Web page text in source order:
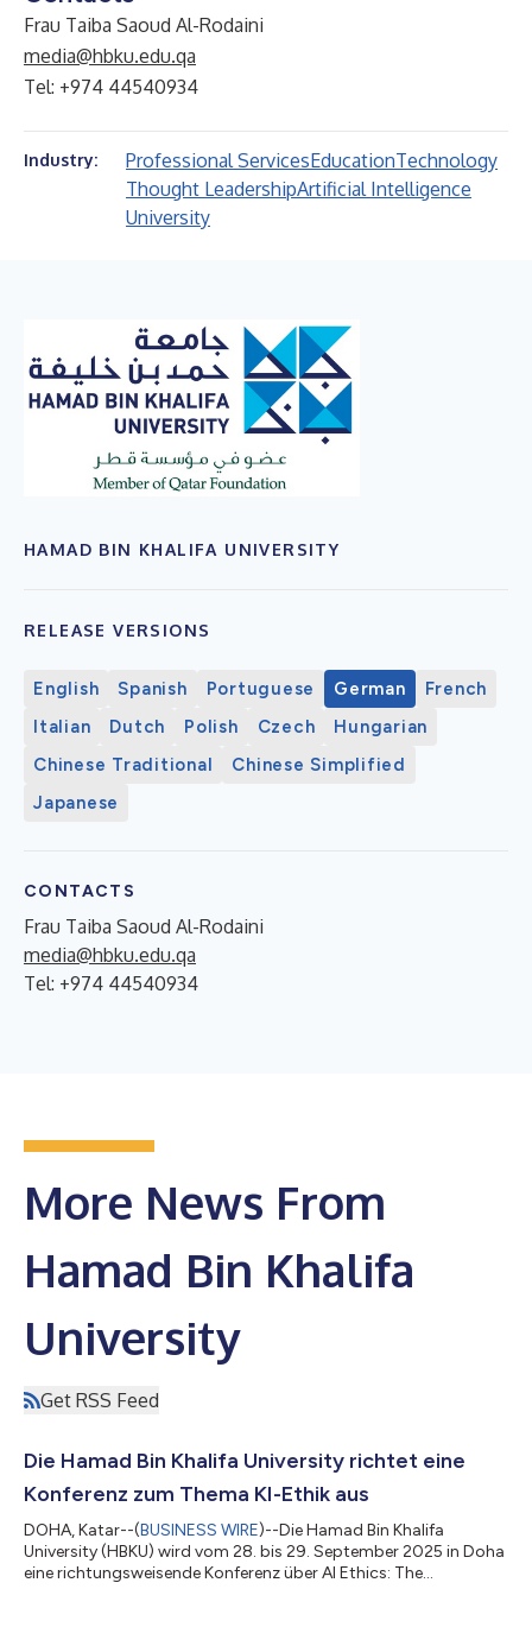
Frau Taiba Saoud Al-Rodaini
media@hbku.edu.qa
Tel: +974 44540934
Industry: Professional ServicesEducationTechnology
Thought LeadershipArtificial Intelligence
University
HAMAD BIN KHALIFA UNIVERSITY
RELEASE VERSIONS
English Spanish Portuguese German
French
Italian
Dutch Polish Czech
Hungarian
Chinese Traditional
Chinese Simplified
Japanese
CONTACTS
Frau Taiba Saoud Al-Rodaini
media@hbku.edu.qa
Tel: +974 44540934
More News From
Hamad Bin Khalifa
University
Get RSS Feed
Die Hamad Bin Khalifa University richtet eine
Konferenz zum Thema KI-Ethik aus
DOHA, Katar--(BUSINESS WIRE)--Die Hamad Bin Khalifa
University (HBKU) wird vom 28. bis 29. September 2025 in Doha
eine richtungsweisende Konferenz über AI Ethics: The